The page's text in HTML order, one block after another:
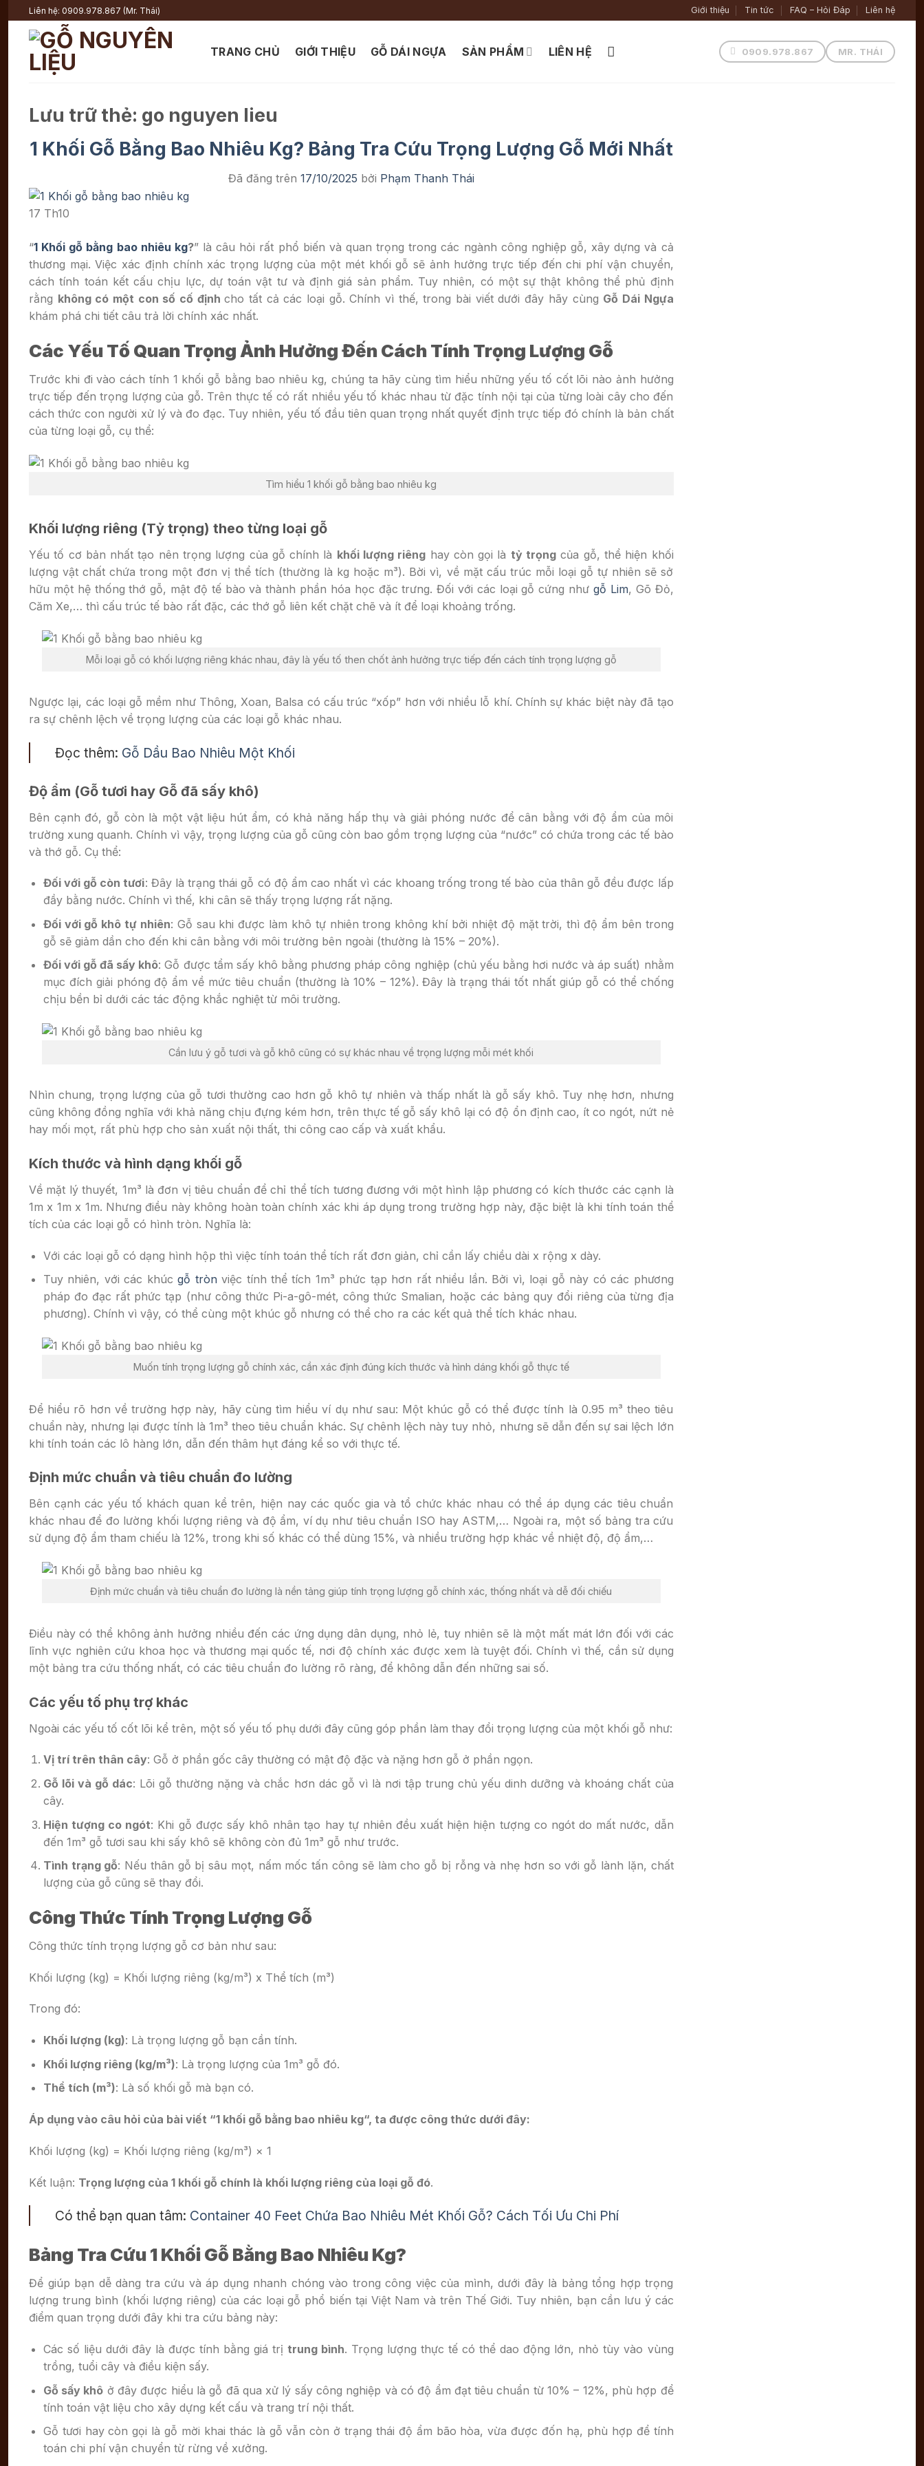
Chuyển
Liên hệ: 0909.978.867 (Mr. Thái) Giới thiệu Tin tức FAQ – Hỏi Đáp Liên hệ
TRANG CHỦ GIỚI THIỆU GỖ DÁI NGỰA SẢN PHẨM LIÊN HỆ 0909.978.867 MR. THÁI
Lưu trữ thẻ: go nguyen lieu
1 Khối Gỗ Bằng Bao Nhiêu Kg? Bảng Tra Cứu Trọng Lượng Gỗ Mới Nhất
Đã đăng trên 17/10/2025 bởi Phạm Thanh Thái
17 Th10
“1 Khối gỗ bằng bao nhiêu kg?” là câu hỏi rất phổ biến và quan trọng trong các ngành công nghiệp gỗ, xây dựng và cả
thương mại. Việc xác định chính xác trọng lượng của một mét khối gỗ sẽ ảnh hưởng trực tiếp đến chi phí vận chuyển,
cách tính toán kết cấu chịu lực, dự toán vật tư và định giá sản phẩm. Tuy nhiên, có một sự thật không thể phủ định
rằng không có một con số cố địnhcho tất cả các loại gỗ. Chính vì thế, trong bài viết dưới đây hãy cùng Gỗ Dái Ngựa
khám phá chi tiết câu trả lời chính xác nhất.
Các Yếu Tố Quan Trọng Ảnh Hưởng Đến Cách Tính Trọng Lượng Gỗ
Trước khi đi vào cách tính 1 khối gỗ bằng bao nhiêu kg, chúng ta hãy cùng tìm hiểu những yếu tố cốt lõi nào ảnh hưởng
trực tiếp đến trọng lượng của gỗ. Trên thực tế có rất nhiều yếu tố khác nhau từ đặc tính nội tại của từng loài cây cho đến
cách thức con người xử lý và đo đạc. Tuy nhiên, yếu tố đầu tiên quan trọng nhất quyết định trực tiếp đó chính là bản chất
của từng loại gỗ, cụ thể:
Tìm hiểu 1 khối gỗ bằng bao nhiêu kg
Khối lượng riêng (Tỷ trọng) theo từng loại gỗ
Yếu tố cơ bản nhất tạo nên trọng lượng của gỗ chính là khối lượng riêng hay còn gọi là tỷ trọng của gỗ, thể hiện khối
lượng vật chất chứa trong một đơn vị thể tích (thường là kg hoặc m³). Bời vì, về mặt cấu trúc mỗi loại gỗ tự nhiên sẽ sở
hữu một hệ thống thớ gỗ, mật độ tế bào và thành phần hóa học đặc trưng. Đối với các loại gỗ cứng như gỗ Lim, Gõ Đỏ,
Căm Xe,… thì cấu trúc tế bào rất đặc, các thớ gỗ liên kết chặt chẽ và ít để loại khoảng trống.
Mỗi loại gỗ có khối lượng riêng khác nhau, đây là yếu tố then chốt ảnh hưởng trực tiếp đến cách tính trọng lượng gỗ
Ngược lại, các loại gỗ mềm như Thông, Xoan, Balsa có cấu trúc “xốp” hơn với nhiều lỗ khí. Chính sự khác biệt này đã tạo
ra sự chênh lệch về trọng lượng của các loại gỗ khác nhau.
Đọc thêm: Gỗ Dầu Bao Nhiêu Một Khối
Độ ẩm (Gỗ tươi hay Gỗ đã sấy khô)
Bên cạnh đó, gỗ còn là một vật liệu hút ẩm, có khả năng hấp thụ và giải phóng nước để cân bằng với độ ẩm của môi
trường xung quanh. Chính vì vậy, trọng lượng của gỗ cũng còn bao gồm trọng lượng của “nước” có chứa trong các tế bào
và thớ gỗ. Cụ thể:
Đối với gỗ còn tươi: Đây là trạng thái gỗ có độ ẩm cao nhất vì các khoang trống trong tế bào của thân gỗ đều được lấp
đầy bằng nước. Chính vì thế, khi cân sẽ thấy trọng lượng rất nặng.
Đối với gỗ khô tự nhiên: Gỗ sau khi được làm khô tự nhiên trong không khí bởi nhiệt độ mặt trời, thì độ ẩm bên trong
gỗ sẽ giảm dần cho đến khi cân bằng với môi trường bên ngoài (thường là 15% – 20%).
Đối với gỗ đã sấy khô: Gỗ được tẩm sấy khô bằng phương pháp công nghiệp (chủ yếu bằng hơi nước và áp suất) nhằm
mục đích giải phóng độ ẩm về mức tiêu chuẩn (thường là 10% – 12%). Đây là trạng thái tốt nhất giúp gỗ có thể chống
chịu bền bỉ dưới các tác động khắc nghiệt từ môi trường.
Cần lưu ý gỗ tươi và gỗ khô cũng có sự khác nhau về trọng lượng mỗi mét khối
Nhìn chung, trọng lượng của gỗ tươi thường cao hơn gỗ khô tự nhiên và thấp nhất là gỗ sấy khô. Tuy nhẹ hơn, nhưng
cũng không đồng nghĩa với khả năng chịu đựng kém hơn, trên thực tế gỗ sấy khô lại có độ ổn định cao, ít co ngót, nứt nẻ
hay mối mọt, rất phù hợp cho sản xuất nội thất, thi công cao cấp và xuất khẩu.
Kích thước và hình dạng khối gỗ
Về mặt lý thuyết, 1m³ là đơn vị tiêu chuẩn để chỉ thể tích tương đương với một hình lập phương có kích thước các cạnh là
1m x 1m x 1m. Nhưng điều này không hoàn toàn chính xác khi áp dụng trong trường hợp này, đặc biệt là khi tính toán thể
tích của các loại gỗ có hình tròn. Nghĩa là:
Với các loại gỗ có dạng hình hộp thì việc tính toán thể tích rất đơn giản, chỉ cần lấy chiều dài x rộng x dày.
Tuy nhiên, với các khúcgỗ tròn việc tính thể tích 1m³ phức tạp hơn rất nhiều lần. Bởi vì, loại gỗ này có các phương
pháp đo đạc rất phức tạp (như công thức Pi-a-gô-mét, công thức Smalian, hoặc các bảng quy đổi riêng của từng địa
phương). Chính vì vậy, có thể cùng một khúc gỗ nhưng có thể cho ra các kết quả thể tích khác nhau.
Muốn tính trọng lượng gỗ chính xác, cần xác định đúng kích thước và hình dáng khối gỗ thực tế
Để hiểu rõ hơn về trường hợp này, hãy cùng tìm hiểu ví dụ như sau: Một khúc gỗ có thể được tính là 0.95 m³ theo tiêu
chuẩn này, nhưng lại được tính là 1m³ theo tiêu chuẩn khác. Sự chênh lệch này tuy nhỏ, nhưng sẽ dẫn đến sự sai lệch lớn
khi tính toán các lô hàng lớn, dẫn đến thâm hụt đáng kể so với thực tế.
Định mức chuẩn và tiêu chuẩn đo lường
Bên cạnh các yếu tố khách quan kể trên, hiện nay các quốc gia và tổ chức khác nhau có thể áp dụng các tiêu chuẩn
khác nhau để đo lường khối lượng riêng và độ ẩm, ví dụ như tiêu chuẩn ISO hay ASTM,… Ngoài ra, một số bảng tra cứu
sử dụng độ ẩm tham chiếu là 12%, trong khi số khác có thể dùng 15%, và nhiều trường hợp khác về nhiệt độ, độ ẩm,…
Định mức chuẩn và tiêu chuẩn đo lường là nền tảng giúp tính trọng lượng gỗ chính xác, thống nhất và dễ đối chiếu
Điều này có thể không ảnh hưởng nhiều đến các ứng dụng dân dụng, nhỏ lẻ, tuy nhiên sẽ là một mất mát lớn đối với các
lĩnh vực nghiên cứu khoa học và thương mại quốc tế, nơi độ chính xác được xem là tuyệt đối. Chính vì thế, cần sử dụng
một bảng tra cứu thống nhất, có các tiêu chuẩn đo lường rõ ràng, để không dẫn đến những sai số.
Các yếu tố phụ trợ khác
Ngoài các yếu tố cốt lõi kể trên, một số yếu tố phụ dưới đây cũng góp phần làm thay đổi trọng lượng của một khối gỗ như:
Vị trí trên thân cây: Gỗ ở phần gốc cây thường có mật độ đặc và nặng hơn gỗ ở phần ngọn.
Gỗ lõi và gỗ dác: Lõi gỗ thường nặng và chắc hơn dác gỗ vì là nơi tập trung chủ yếu dinh dưỡng và khoáng chất của
cây.
Hiện tượng co ngót: Khi gỗ được sấy khô nhân tạo hay tự nhiên đều xuất hiện hiện tượng co ngót do mất nước, dẫn
đến 1m³ gỗ tươi sau khi sấy khô sẽ không còn đủ 1m³ gỗ như trước.
Tình trạng gỗ: Nếu thân gỗ bị sâu mọt, nấm mốc tấn công sẽ làm cho gỗ bị rỗng và nhẹ hơn so với gỗ lành lặn, chất
lượng của gỗ cũng sẽ thay đổi.
Công Thức Tính Trọng Lượng Gỗ
Công thức tính trọng lượng gỗ cơ bản như sau:
Khối lượng (kg) = Khối lượng riêng (kg/m³) x Thể tích (m³)
Trong đó:
Khối lượng (kg): Là trọng lượng gỗ bạn cần tính.
Khối lượng riêng (kg/m³): Là trọng lượng của 1m³ gỗ đó.
Thể tích (m³): Là số khối gỗ mà bạn có.
Áp dụng vào câu hỏi của bài viết “1 khối gỗ bằng bao nhiêu kg“, ta được công thức dưới đây:
Khối lượng (kg) = Khối lượng riêng (kg/m³) × 1
Kết luận: Trọng lượng của 1 khối gỗ chính là khối lượng riêng của loại gỗ đó.
Có thể bạn quan tâm: Container 40 Feet Chứa Bao Nhiêu Mét Khối Gỗ? Cách Tối Ưu Chi Phí
Bảng Tra Cứu 1 Khối Gỗ Bằng Bao Nhiêu Kg?
Để giúp bạn dễ dàng tra cứu và áp dụng nhanh chóng vào trong công việc của mình, dưới đây là bảng tổng hợp trọng
lượng trung bình (khối lượng riêng) của các loại gỗ phổ biến tại Việt Nam và trên Thế Giới. Tuy nhiên, bạn cần lưu ý các
điểm quan trọng dưới đây khi tra cứu bảng này:
Các số liệu dưới đây là được tính bằng giá trịtrung bình. Trọng lượng thực tế có thể dao động lớn, nhỏ tùy vào vùng
trồng, tuổi cây và điều kiện sấy.
Gỗ sấy khô ở đây được hiểu là gỗ đã qua xử lý sấy công nghiệp và có độ ẩm đạt tiêu chuẩn từ 10% – 12%, phù hợp để
tính toán vật liệu cho xây dựng kết cấu và trang trí nội thất.
Gỗ tươi hay còn gọi là gỗ mời khai thác là gỗ vẫn còn ở trạng thái độ ẩm bão hòa, vừa được đốn hạ, phù hợp để tính
toán chi phí vận chuyển từ rừng về xưởng.